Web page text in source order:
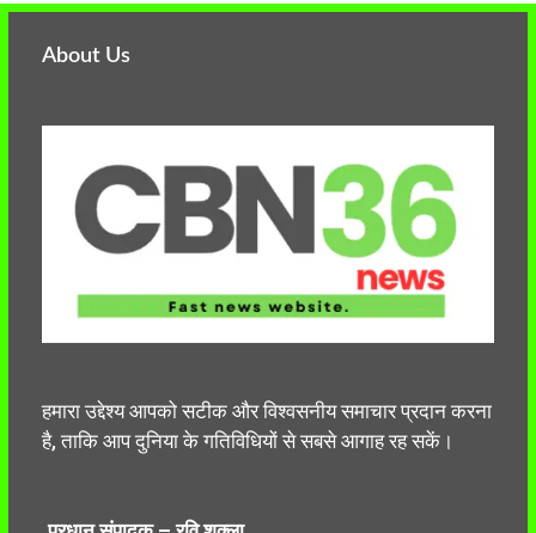
About Us
हमारा उद्देश्य आपको सटीक और विश्वसनीय समाचार प्रदान करना
है, ताकि आप दुनिया के गतिविधियों से सबसे आगाह रह सकें।